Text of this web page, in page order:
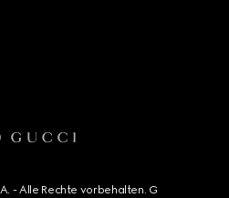
- Alle Rechte vorbehalten. G